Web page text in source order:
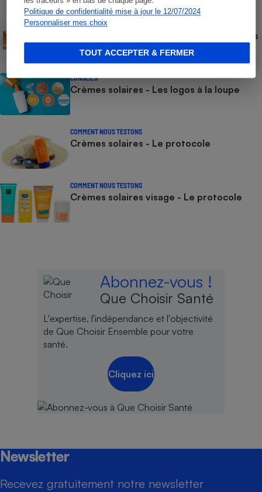
Politique de confidentialité mise à jour le 12/07/2024
Personnaliser mes choix
TOUT ACCEPTER & FERMER
consommateurs
ACTUALITÉ
Crèmes solaires - Le bilan désastreux des
plateformes chinoises
CONSEILS
Crèmes solaires - Les logos à la loupe
COMMENT NOUS TESTONS
Crèmes solaires - Le protocole
COMMENT NOUS TESTONS
Crèmes solaires visage - Le protocole
Abonnez-vous !
Que Choisir Santé
L'expertise, l'indépendance et l'objectivité
de Que Choisir Ensemble pour votre
santé.
Cliquez ici
Newsletter
Recevez gratuitement notre newsletter